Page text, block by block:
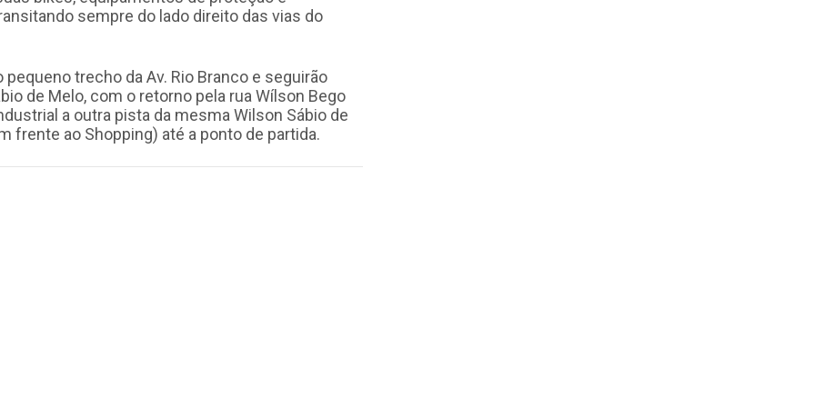
sempre do lado direito das vias do
trecho da Av. Rio Branco e seguirão
de Melo, com o retorno pela rua Wílson Bego
a outra pista da mesma Wilson Sábio de
frente ao Shopping) até a ponto de partida.